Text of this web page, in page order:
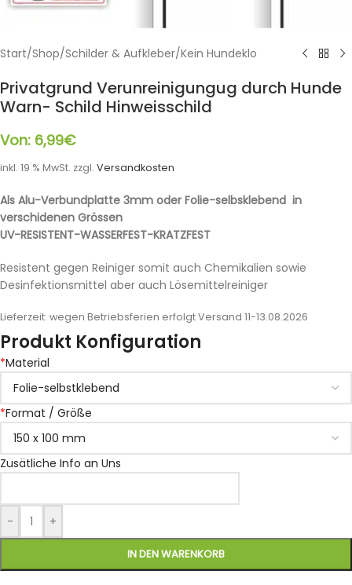
Start/Shop/Schilder & Aufkleber/Kein Hundeklo
Privatgrund Verunreinigungug durch Hunde
Warn- Schild Hinweisschild
Von: 6,99€
inkl. 19 % MwSt. zzgl. Versandkosten
Als Alu-Verbundplatte 3mm oder Folie-selbsklebend in
verschidenen Grössen
UV-RESISTENT-WASSERFEST-KRATZFEST
Resistent gegen Reiniger somit auch Chemikalien sowie
Desinfektionsmittel aber auch Lösemittelreiniger
Lieferzeit: wegen Betriebsferien erfolgt Versand 11-13.08.2026
Produkt Konfiguration
*Material
*Format / Größe
Zusätliche Info an Uns
- +
IN DEN WARENKORB